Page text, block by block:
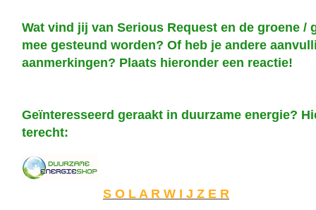
Wat vind jij van Serious Request en de groene /
mee gesteund worden? Of heb je andere
aanmerkingen? Plaats hieronder een reactie!
Geïnteresseerd geraakt in duurzame energie?
terecht:
S O L A R W I J Z E R